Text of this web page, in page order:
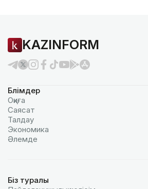
KAZINFORM
Бөлімдер
Оқиға
Саясат
Талдау
Экономика
Әлемде
Біз туралы